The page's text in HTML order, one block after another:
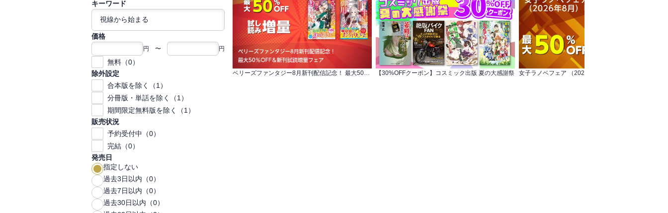
キーワード
価格
円 〜 円
無料（0）
除外設定
合本版を除く（1）
分冊版・単話を除く（1）
期間限定無料版を除く（1）
販売状況
予約受付中（0）
完結（0）
発売日
指定しない
過去3日以内（0）
過去7日以内（0）
過去30日以内（0）
ベリーズファンタジー8月新刊配信記念！ 最大50％OFF＆新刊試読増量フェア 【30%OFFクーポン】コスミック出版 夏の大感謝祭 女子ラノベフェア （2026年8月）ビーンズ文庫